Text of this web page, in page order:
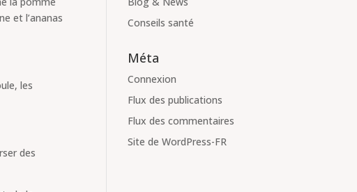
et l’ananas
les
des
Conseils santé
Méta
Connexion
Flux des publications
Flux des commentaires
Site de WordPress-FR